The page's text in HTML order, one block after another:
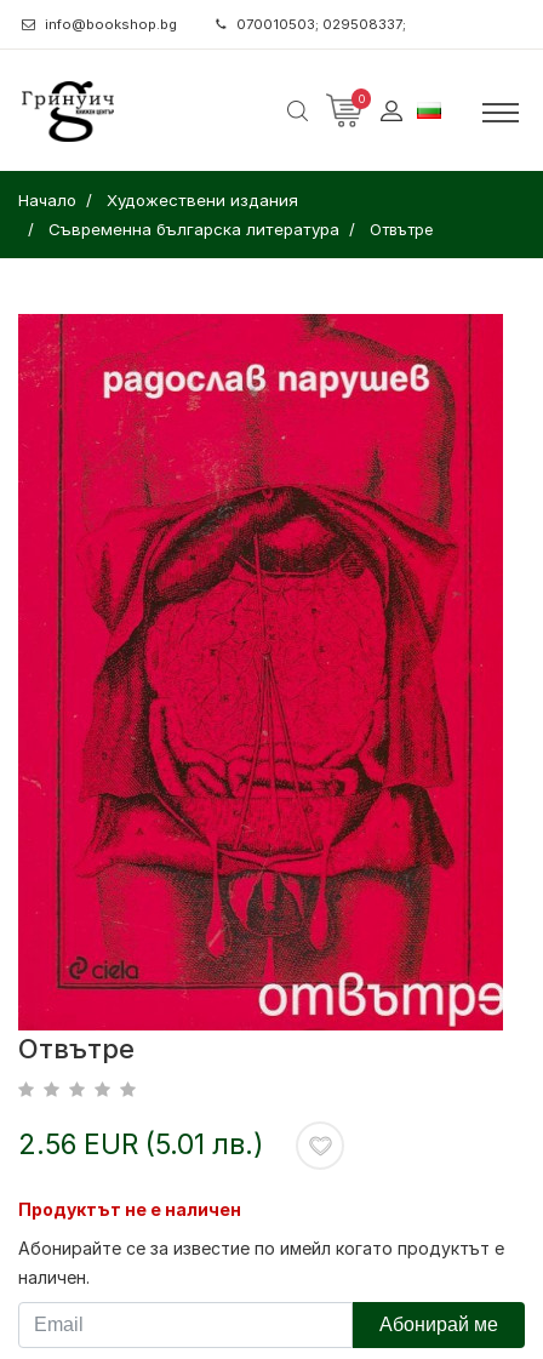
info@bookshop.bg 070010503; 029508337;
0
Начало
Художествени издания
Съвременна българска литература
Отвътре
Отвътре
2.56 EUR (5.01 лв.)
Продуктът не е наличен
Абонирайте се за известие по имейл когато продуктът е
наличен.
Абонирай ме